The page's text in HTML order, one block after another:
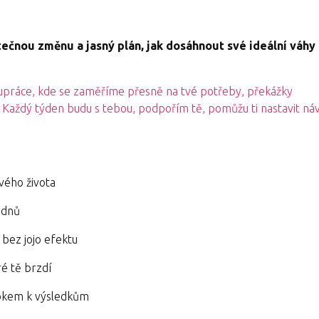
změnu a jasný plán, jak dosáhnout své ideální váhy
kde se zaměříme přesně na tvé potřeby, překážky
týden budu s tebou, podpořím tě, pomůžu ti nastavit
života
jojo efektu
tě brzdí
k výsledkům